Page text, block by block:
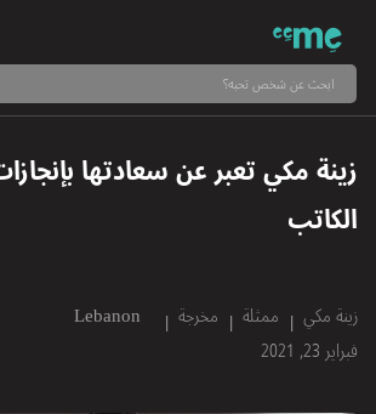
زينة مكي تعبر عن سعادتها
الكاتب
زينة مكي ممثلة مخرجة
Lebanon
فبراير 23, 2021